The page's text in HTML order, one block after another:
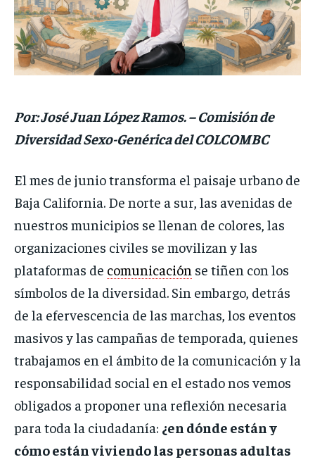
Por: José Juan López Ramos. – Comisión de
Diversidad Sexo-Genérica del COLCOMBC
El mes de junio transforma el paisaje urbano de
Baja California. De norte a sur, las avenidas de
nuestros municipios se llenan de colores, las
organizaciones civiles se movilizan y las
plataformas de comunicación se tiñen con los
símbolos de la diversidad. Sin embargo, detrás
de la efervescencia de las marchas, los eventos
masivos y las campañas de temporada, quienes
trabajamos en el ámbito de la comunicación y la
responsabilidad social en el estado nos vemos
obligados a proponer una reflexión necesaria
para toda la ciudadanía: ¿en dónde están y
cómo están viviendo las personas adultas